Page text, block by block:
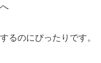
るのにぴったりです。